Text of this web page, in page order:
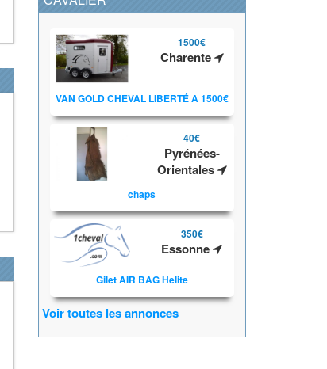
1500€
Charente
VAN GOLD CHEVAL LIBERTÉ A 1500€
40€
Pyrénées-
Orientales
chaps
350€
Essonne
Gilet AIR BAG Helite
Voir toutes les annonces